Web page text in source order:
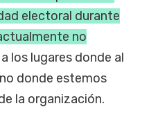
electoral durante
no
los lugares donde al
donde estemos
la organización.